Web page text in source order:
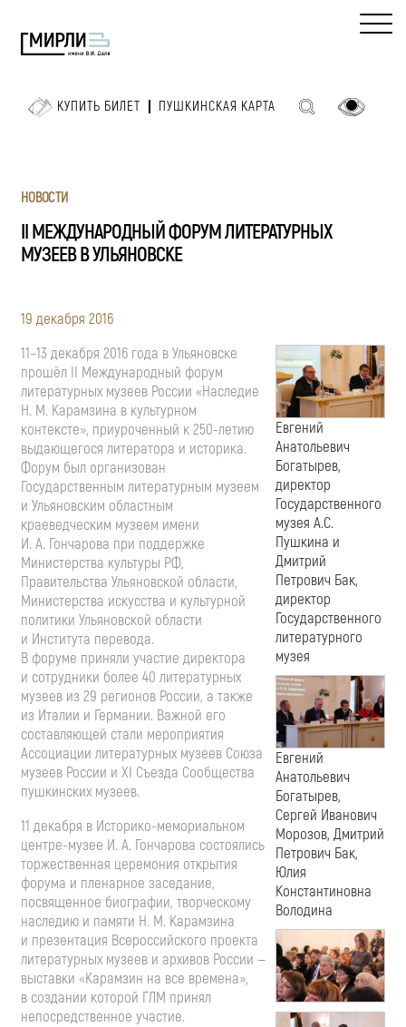
КУПИТЬ БИЛЕТ ПУШКИНСКАЯ КАРТА
НОВОСТИ
II МЕЖДУНАРОДНЫЙ ФОРУМ ЛИТЕРАТУРНЫХ
МУЗЕЕВ В УЛЬЯНОВСКЕ
19 декабря 2016
Евгений
Анатольевич
Богатырев,
директор
Государственного
музея А.С.
Пушкина и
Дмитрий
Петрович Бак,
директор
Государственного
литературного
музея
Евгений
Анатольевич
Богатырев,
Сергей Иванович
Морозов, Дмитрий
Петрович Бак,
Юлия
Константиновна
Володина
11–13 декабря 2016 года в Ульяновске
прошёл II Международный форум
литературных музеев России «Наследие
Н. М. Карамзина в культурном
контексте», приуроченный к250-летию
выдающегося литератора и историка.
Форум был организован
Государственным литературным музеем
и Ульяновским областным
краеведческим музеем имени
И. А. Гончарова при поддержке
Министерства культуры РФ,
Правительства Ульяновской области,
Министерства искусства и культурной
политики Ульяновской области
и Института перевода.
В форуме приняли участие директора
и сотрудники более 40 литературных
музеев из 29 регионов России, а также
из Италии и Германии. Важной его
составляющей стали мероприятия
Ассоциации литературных музеев Союза
музеев России и XI Съезда Сообщества
пушкинских музеев.
11 декабря в Историко-мемориальном
центре-музее И. А. Гончарова состоялись
торжественная церемония открытия
форума и пленарное заседание,
посвященное биографии, творческому
наследию и памяти Н. М. Карамзина
и презентация Всероссийского проекта
литературных музеев и архивов России —
выставки «Карамзин на все времена»,
в создании которой ГЛМ принял
непосредственное участие.